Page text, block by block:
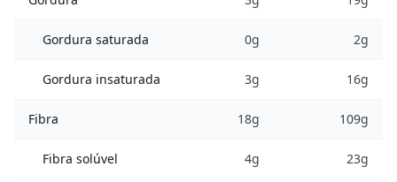
Gordura saturada 0g 2g
Gordura insaturada 3g 16g
Fibra 18g 109g
Fibra solúvel 4g 23g